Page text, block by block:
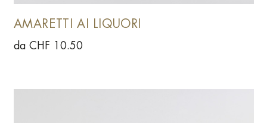
AMARETTI AI LIQUORI
da CHF 10.50